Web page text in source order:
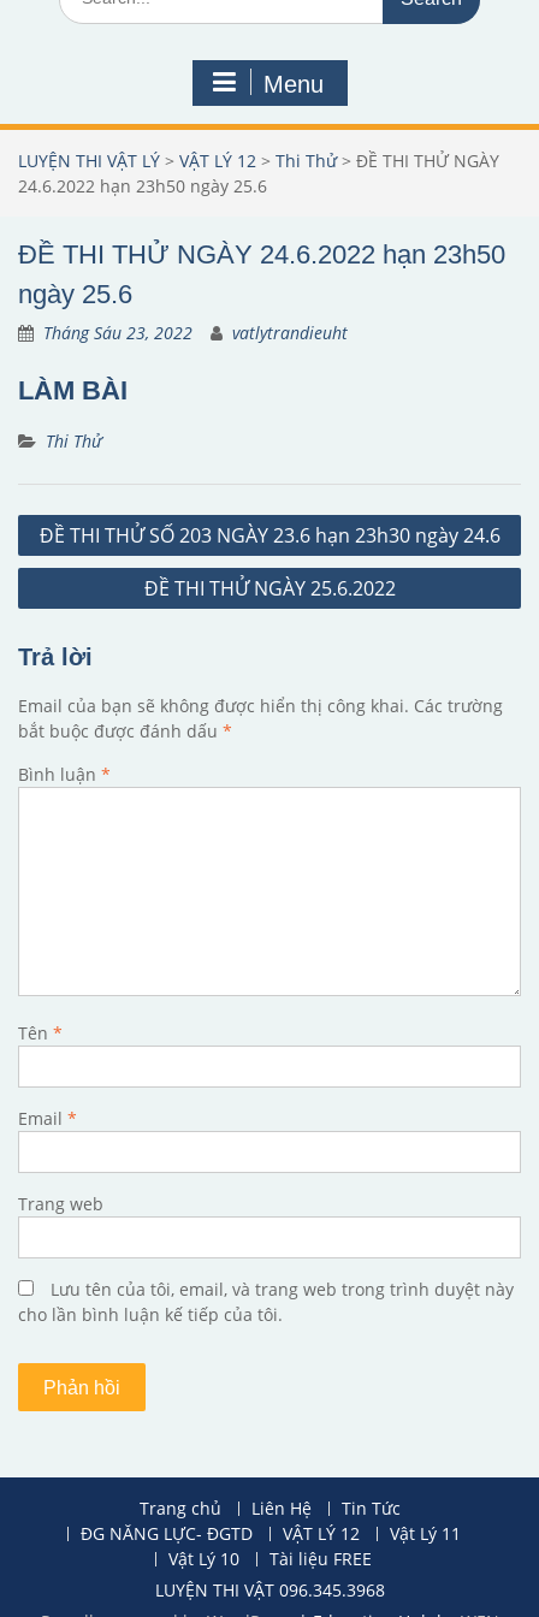
for:
Menu
LUYỆN THI VẬT LÝ > VẬT LÝ 12 > Thi Thử> ĐỀ THI THỬ NGÀY
24.6.2022 hạn 23h50 ngày 25.6
ĐỀ THI THỬ NGÀY 24.6.2022 hạn 23h50
ngày 25.6
Tháng Sáu 23, 2022 vatlytrandieuht
LÀM BÀI
Thi Thử
Điều
hướng
ĐỀ THI THỬ SỐ 203 NGÀY 23.6 hạn 23h30 ngày 24.6
ĐỀ THI THỬ NGÀY 25.6.2022
Trả lời
Email của bạn sẽ không được hiển thị công khai. Các trường
bắt buộc được đánh dấu *
Bình luận *
Tên *
Email *
Trang web
Lưu tên của tôi, email, và trang web trong trình duyệt này
cho lần bình luận kế tiếp của tôi.
Trang chủ Liên Hệ
Tin Tức
ĐG NĂNG LỰC- ĐGTD
VẬT LÝ 12
Vật Lý 11
Vật Lý 10
Tài liệu FREE
LUYỆN THI VẬT 096.345.3968